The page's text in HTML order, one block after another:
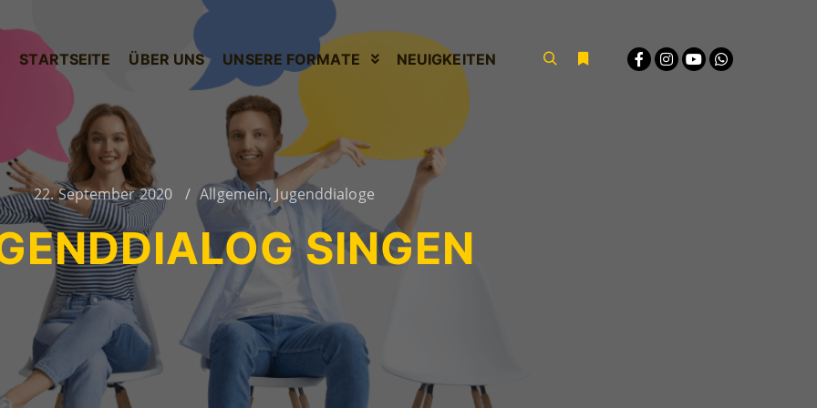
STARTSEITE ÜBER UNS UNSERE FORMATE NEUIGKEITEN
22. September 2020 Allgemein, Jugenddialoge
SINGEN